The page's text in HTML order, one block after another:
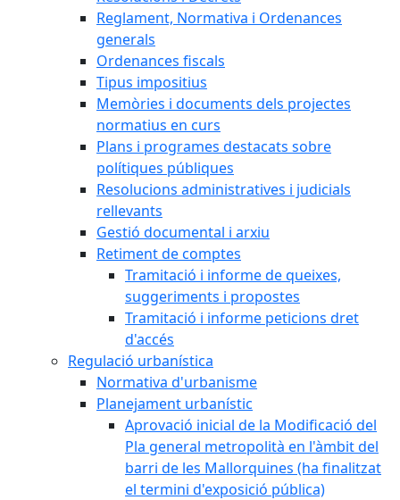
Reglament, Normativa i Ordenances
generals
Ordenances fiscals
Tipus impositius
Memòries i documents dels projectes
normatius en curs
Plans i programes destacats sobre
polítiques públiques
Resolucions administratives i judicials
rellevants
Gestió documental i arxiu
Retiment de comptes
Tramitació i informe de queixes,
suggeriments i propostes
Tramitació i informe peticions dret
d'accés
Regulació urbanística
Normativa d'urbanisme
Planejament urbanístic
Aprovació inicial de la Modificació del
Pla general metropolità en l'àmbit del
barri de les Mallorquines (ha finalitzat
el termini d'exposició pública)